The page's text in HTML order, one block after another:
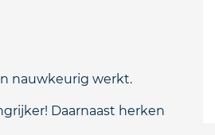
nauwkeurig werkt.
Daarnaast herken